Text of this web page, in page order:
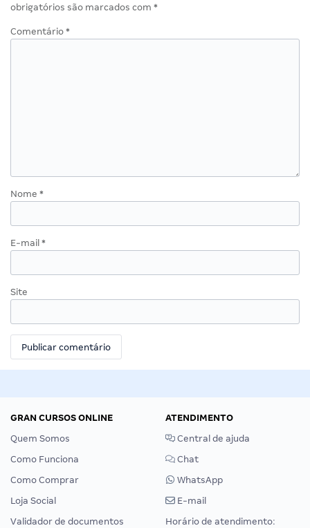
obrigatórios são marcados com *
Comentário *
Nome *
E-mail *
Site
GRAN CURSOS ONLINE
Quem Somos
Como Funciona
Como Comprar
Loja Social
Validador de documentos
ATENDIMENTO
Central de ajuda
Chat
WhatsApp
E-mail
Horário de atendimento: